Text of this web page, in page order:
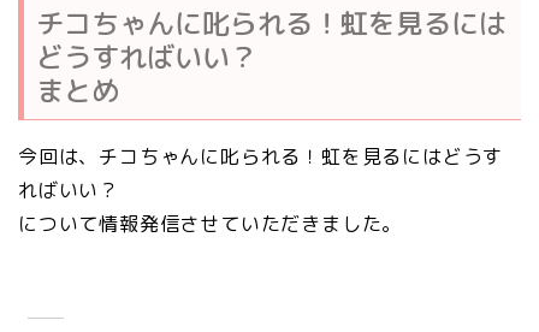
チコちゃんに叱られる！虹を見るには
どうすればいい？
まとめ
今回は、チコちゃんに叱られる！虹を見るにはどうす
ればいい？
について情報発信させていただきました。